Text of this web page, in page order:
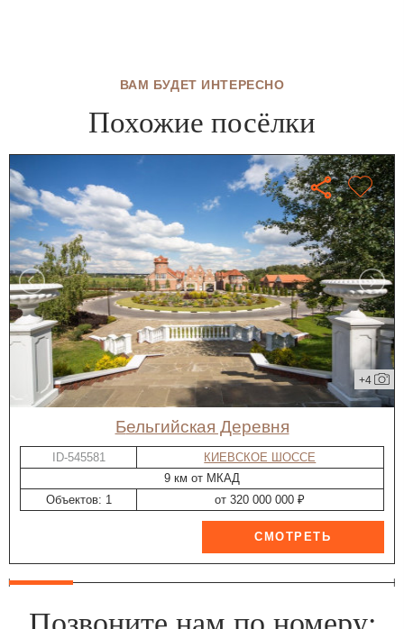
ВАМ БУДЕТ ИНТЕРЕСНО
Похожие посёлки
+4
Бельгийская Деревня
ID-545581
КИЕВСКОЕ ШОССЕ
9 км от МКАД
Объектов: 1
от 320 000 000 ₽